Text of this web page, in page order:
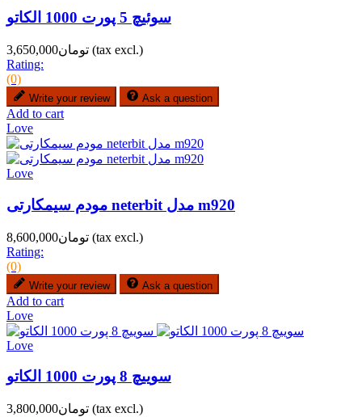
سوئیچ 5 پورت 1000 الکاتو
تومان3,650,000 (tax excl.)
Rating:
(0)
Write your review Ask a question
Add to cart
Love
Love
مودم سیمکارتی neterbit مدل m920
تومان8,600,000 (tax excl.)
Rating:
(0)
Write your review Ask a question
Add to cart
Love
Love
سوییچ 8 پورت 1000 الکاتو
تومان3,800,000 (tax excl.)